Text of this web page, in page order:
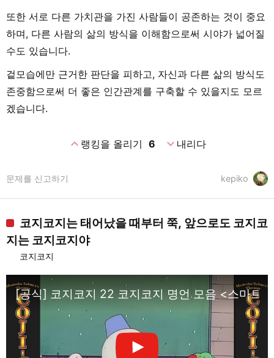
또한 서로 다른 가치관을 가진 사람들이 공존하는 것이 중요
하며, 다른 사람의 삶의 방식을 이해함으로써 시야가 넓어질
수도 있습니다.
겉모습에만 근거한 판단을 피하고, 자신과 다른 삶의 방식도
존중함으로써 더 좋은 인간관계를 구축할 수 있을지도 모르
겠습니다.
expand_less랭킹을 올리기 6 expand_more내리다
kepiko
문제를 신고하기
코지코지는 태어났을 때부터 쭉, 앞으로도 코지코
지는 코지코지야
코지코지
[공식] 코지코지 22 코지코지 명언 모음 <스마트